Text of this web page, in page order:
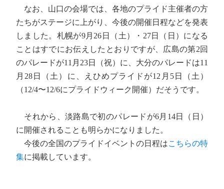
なお、山口の会場では、各地のプライド主催者の方
たちがステージに上がり、今後の開催日程などを発表
しました。札幌が9月26日（土）・27日（日）になる
ことはすでにお伝えしたとおりですが、広島の第2回
のパレードが11月23日（祝）に、大分のパレードは11
月28日（土）に、えひめプライドが12月5日（土）
（12/4〜12/6にプライドウィーク開催）だそうです。
それから、淡路島で初のパレードが6月14日（日）
に開催されることも明らかになりました。
今後の全国のプライドイベントの日程はこちらの特
集に掲載しています。